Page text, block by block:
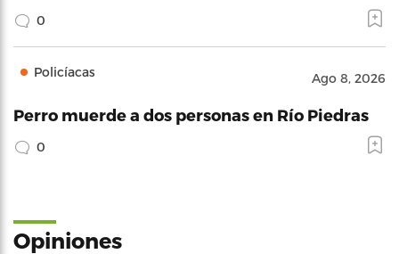
0
Policíacas Ago 8, 2026
Perro muerde a dos personas en Río Piedras
0
Opiniones